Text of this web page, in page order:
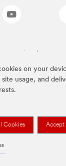
on your
site usage, and
Cookies Accept
mencionadas son